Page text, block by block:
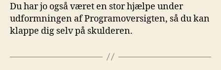
Du har jo også været en stor hjælpe under
udformningen af Programoversigten, så du kan
klappe dig selv på skulderen.